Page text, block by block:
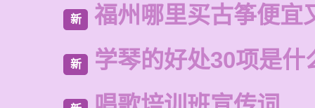
新 福州哪里买古筝便宜
新 学琴的好处30项是什